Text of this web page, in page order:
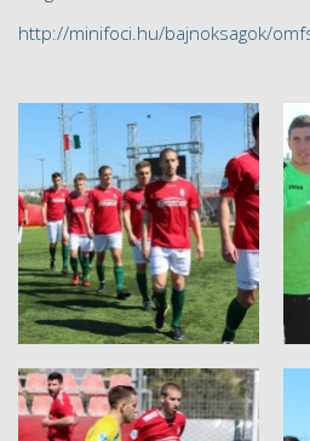
http://minifoci.hu/bajnoksagok/